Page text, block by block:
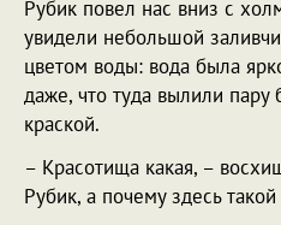
Рубик повел нас вниз с
увидели небольшой
цветом воды: вода была
даже, что туда вылили пару
краской.
– Красотища какая, –
Рубик, а почему здесь такой